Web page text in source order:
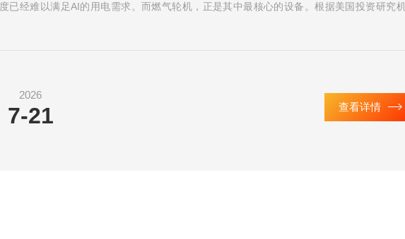
度已经难以满足AI的用电需求。而燃气轮机，正是其中最核心的设备。根据美国投资研究
2026
7-21 查看详情